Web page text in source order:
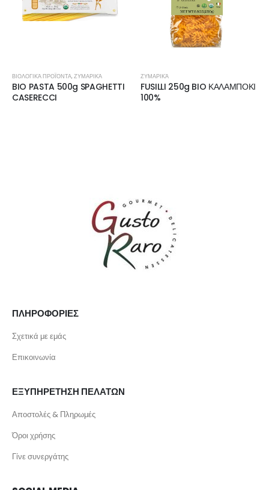
ΒΙΟΛΟΓΙΚΆ ΠΡΟΪΌΝΤΑ,ΖΥΜΑΡΙΚΆ
BIO PASTA 500g SPAGHETTI
CASERECCI
ΖΥΜΑΡΙΚΆ
FUSILLI 250g BIO ΚΑΛΑΜΠΟΚΙ
100%
ΠΛΗΡΟΦΟΡΙΕΣ
Σχετικά με εμάς
Επικοινωνία
ΕΞΥΠΗΡΕΤΗΣΗ ΠΕΛΑΤΩΝ
Αποστολές & Πληρωμές
Όροι χρήσης
Γίνε συνεργάτης